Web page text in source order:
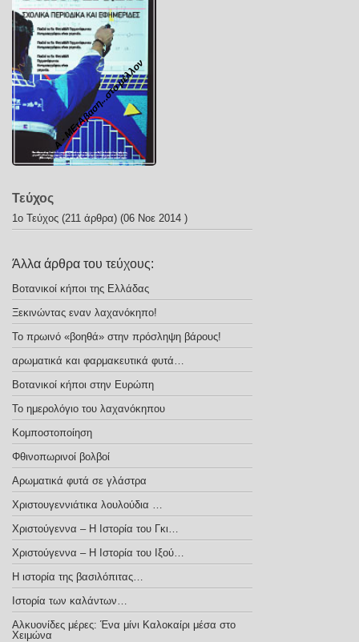
Α - ΜΕτΑβαση...στο μέλλον
Τεύχος
1ο Τεύχος (211 άρθρα) (06 Νοε 2014 )
Άλλα άρθρα του τεύχους:
Βοτανικοί κήποι της Ελλάδας
Ξεκινώντας εναν λαχανόκηπο!
Το πρωινό «βοηθά» στην πρόσληψη βάρους!
αρωματικά και φαρμακευτικά φυτά…
Βοτανικοί κήποι στην Ευρώπη
Το ημερολόγιο του λαχανόκηπου
Κομποστοποίηση
Φθινοπωρινοί βολβοί
Αρωματικά φυτά σε γλάστρα
Χριστουγεννιάτικα λουλούδια …
Χριστούγεννα – H Iστορία του Γκι…
Χριστούγεννα – Η Ιστορία του Ιξού…
Η ιστορία της βασιλόπιτας…
Ιστορία των καλάντων…
Αλκυονίδες μέρες: Ένα μίνι Καλοκαίρι μέσα στο
Χειμώνα